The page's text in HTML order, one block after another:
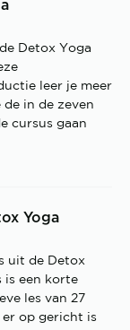
Detox Yoga
leer je meer
in de zeven
cursus gaan
Yoga
uit de Detox
is een korte
les van 27
op gericht is